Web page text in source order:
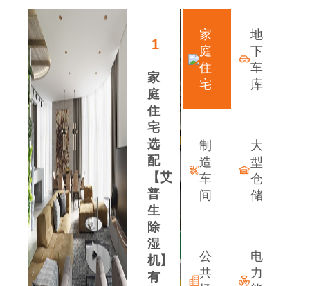
1
家
庭
住
宅
选
配
【艾
普
生
除
湿
机】
有
家
庭
住
宅
地
下
车
库
制
造
车
间
大
型
仓
储
公
共
电
力